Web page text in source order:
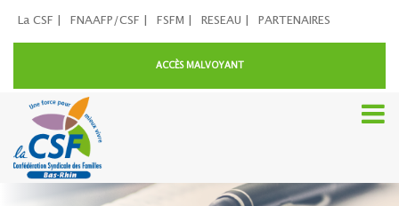
La CSF | FNAAFP/CSF | FSFM | RESEAU | PARTENAIRES
ACCÈS MALVOYANT